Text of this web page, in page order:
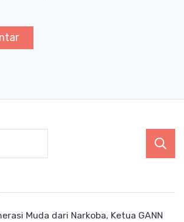
Muda dari Narkoba, Ketua GANN